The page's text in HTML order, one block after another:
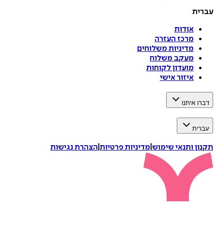
עברית
אודות
מרכז העזרה
מדיניות משלוחים
מעקב משלוח
מועדון לקוחות
איזור אישי
דברו איתנו
עברית
תקנון ותנאי שימוש מדיניות פרטיות הצהרת נגישות